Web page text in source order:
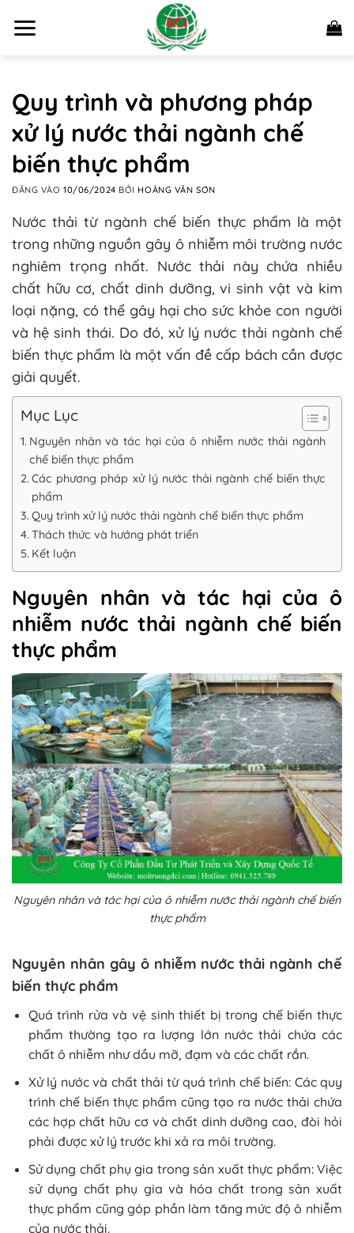
qua
Quy trình và phương pháp
xử lý nước thải ngành chế
biến thực phẩm
ĐĂNG VÀO10/06/2024 BỞI HOÀNG VĂN SƠN
Nước thải từ ngành chế biến thực phẩm là một
trong những nguồn gây ô nhiễm môi trường nước
nghiêm trọng nhất. Nước thải này chứa nhiều
chất hữu cơ, chất dinh dưỡng, vi sinh vật và kim
loại nặng, có thể gây hại cho sức khỏe con người
và hệ sinh thái. Do đó, xử lý nước thải ngành chế
biến thực phẩm là một vấn đề cấp bách cần được
giải quyết.
Mục Lục
Nguyên nhân và tác hại của ô nhiễm nước thải ngành
chế biến thực phẩm
Các phương pháp xử lý nước thải ngành chế biến thực
phẩm
Quy trình xử lý nước thải ngành chế biến thực phẩm
Thách thức và hướng phát triển
Kết luận
Nguyên nhân và tác hại của ô
nhiễm nước thải ngành chế biến
thực phẩm
Nguyên nhân và tác hại của ô nhiễm nước thải ngành chế biến
thực phẩm
Nguyên nhân gây ô nhiễm nước thải ngành chế
biến thực phẩm
Quá trình rửa và vệ sinh thiết bị trong chế biến thực
phẩm thường tạo ra lượng lớn nước thải chứa các
chất ô nhiễm như dầu mỡ, đạm và các chất rắn.
Xử lý nước và chất thải từ quá trình chế biến: Các quy
trình chế biến thực phẩm cũng tạo ra nước thải chứa
các hợp chất hữu cơ và chất dinh dưỡng cao, đòi hỏi
phải được xử lý trước khi xả ra môi trường.
Sử dụng chất phụ gia trong sản xuất thực phẩm: Việc
sử dụng chất phụ gia và hóa chất trong sản xuất
thực phẩm cũng góp phần làm tăng mức độ ô nhiễm
của nước thải.